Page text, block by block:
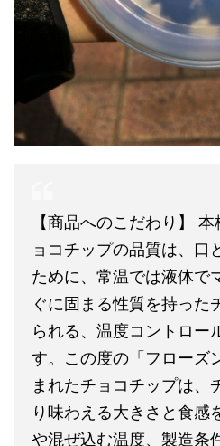
【商品へのこだわり】
ョコチップの品質は、口
ために、常温では液体で
ぐに固まる性質を持った
られる、温度コントロー
す。この度の「フローズ
まれたチョコチップは、
り味わえる大きさと食感
や混ぜ込む温度、製造条